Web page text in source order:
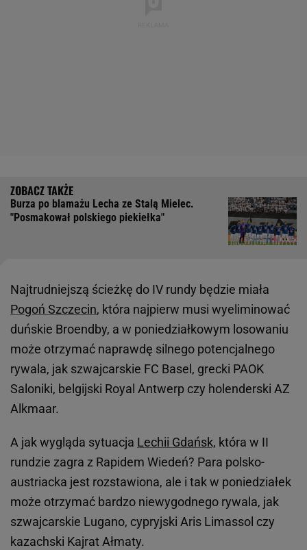
Burza po blamażu Lecha ze Stalą Mielec.
"Posmakował polskiego piekiełka"
Najtrudniejszą ścieżkę do IV rundy będzie miała
Pogoń Szczecin, która najpierw musi wyeliminować
duńskie Broendby, a w poniedziałkowym losowaniu
może otrzymać naprawdę silnego potencjalnego
rywala, jak szwajcarskie FC Basel, grecki PAOK
Saloniki, belgijski Royal Antwerp czy holenderski AZ
Alkmaar.
A jak wygląda sytuacja Lechii Gdańsk, która w II
rundzie zagra z Rapidem Wiedeń? Para polsko-
austriacka jest rozstawiona, ale i tak w poniedziałek
może otrzymać bardzo niewygodnego rywala, jak
szwajcarskie Lugano, cypryjski Aris Limassol czy
kazachski Kajrat Ałmaty.